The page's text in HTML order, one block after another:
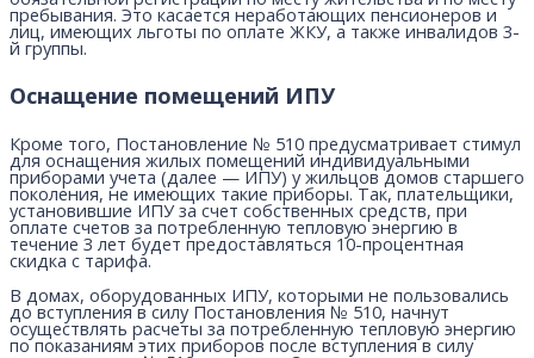
пребывания. Это касается неработающих пенсионеров и
лиц, имеющих льготы по оплате ЖКУ, а также инвалидов 3-
й группы.
Оснащение помещений ИПУ
Кроме того, Постановление № 510 предусматривает стимул
для оснащения жилых помещений индивидуальными
приборами учета (далее — ИПУ) у жильцов домов старшего
поколения, не имеющих такие приборы. Так, плательщики,
установившие ИПУ за счет собственных средств, при
оплате счетов за потребленную тепловую энергию в
течение 3 лет будет предоставляться 10-процентная
скидка с тарифа.
В домах, оборудованных ИПУ, которыми не пользовались
до вступления в силу Постановления № 510, начнут
осуществлять расчеты за потребленную тепловую энергию
по показаниям этих приборов после вступления в силу